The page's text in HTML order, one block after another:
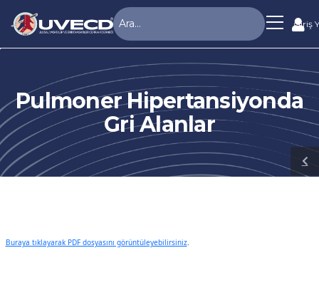
Giriş
Pulmoner Hipertansiyonda
Gri Alanlar
Buraya tıklayarak PDF dosyasını görüntüleyebilirsiniz.